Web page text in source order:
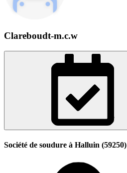
Clareboudt-m.c.w
Société de soudure à Halluin (59250)